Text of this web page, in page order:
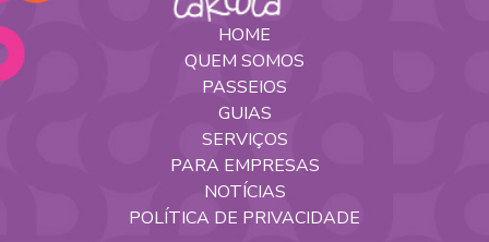
HOME
QUEM SOMOS
PASSEIOS
GUIAS
SERVIÇOS
PARA EMPRESAS
NOTÍCIAS
POLÍTICA DE PRIVACIDADE